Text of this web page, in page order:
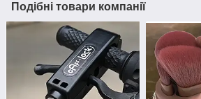
Подібні товари компанії